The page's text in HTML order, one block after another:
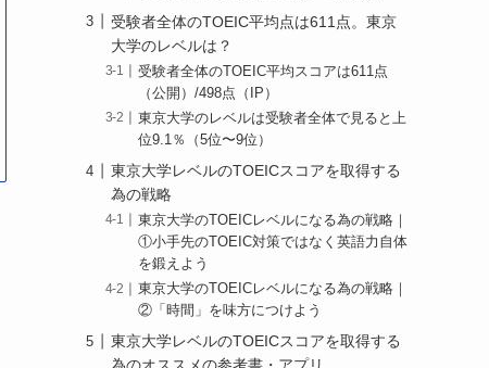
受験者全体のTOEIC平均点は611点。東京
大学のレベルは？
受験者全体のTOEIC平均スコアは611点
（公開）/498点（IP）
東京大学のレベルは受験者全体で見ると上
位9.1％（5位〜9位）
東京大学レベルのTOEICスコアを取得する
為の戦略
東京大学のTOEICレベルになる為の戦略｜
①小手先のTOEIC対策ではなく英語力自体
を鍛えよう
東京大学のTOEICレベルになる為の戦略｜
②「時間」を味方につけよう
東京大学レベルのTOEICスコアを取得する